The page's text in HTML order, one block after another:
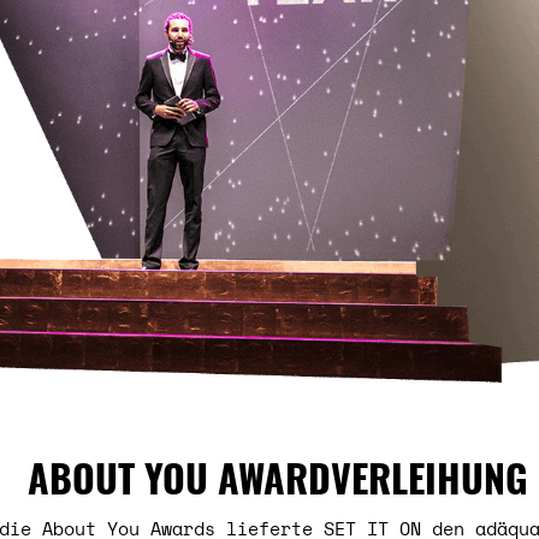
ABOUT YOU
About You Awards lieferte SET IT ON den